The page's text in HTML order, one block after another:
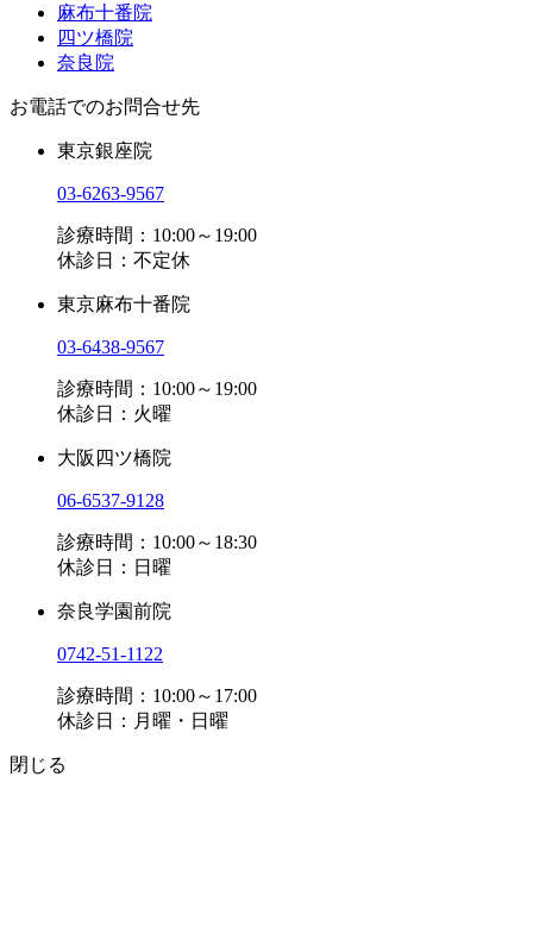
麻布十番院
四ツ橋院
奈良院
お電話でのお問合せ先
東京銀座院
03-6263-9567
診療時間：10:00～19:00
休診日：不定休
東京麻布十番院
03-6438-9567
診療時間：10:00～19:00
休診日：火曜
大阪四ツ橋院
06-6537-9128
診療時間：10:00～18:30
休診日：日曜
奈良学園前院
0742-51-1122
診療時間：10:00～17:00
休診日：月曜・日曜
閉じる